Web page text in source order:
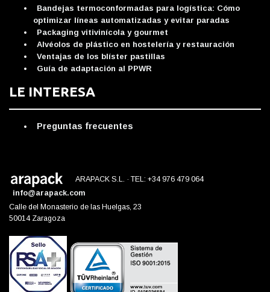
Bandejas termoconformadas para logística: Cómo
optimizar líneas automatizadas y evitar paradas
Packaging vitivinícola y gourmet
Alvéolos de plástico en hostelería y restauración
Ventajas de los blíster pastillas
Guía de adaptación al PPWR
LE INTERESA
Preguntas frecuentes
ARAPACK S.L. · TEL: +34 976 479 064
info@arapack.com
Calle del Monasterio de las Huelgas, 23
50014 Zaragoza